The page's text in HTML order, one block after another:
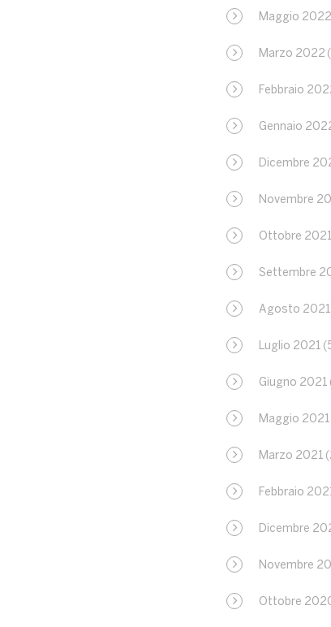
Maggio 2022
Marzo 2022
Febbraio
Gennaio
Dicembre
Novembre
Ottobre 2021
Settembre
Agosto 2021
Luglio 2021
Giugno 2021
Maggio 2021
Marzo 2021
Febbraio
Dicembre
Novembre
Ottobre